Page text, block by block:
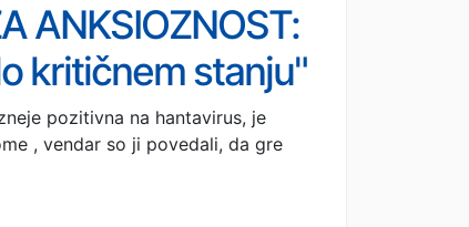
ANKSIOZNOST:
kritičnem stanju"
pozitivna na hantavirus, je
, vendar so ji povedali, da gre